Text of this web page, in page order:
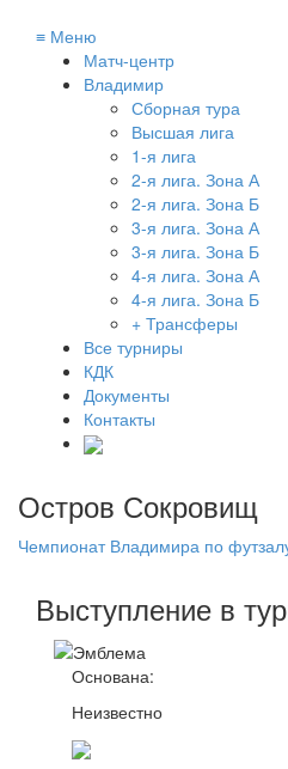
≡ Меню
Матч-центр
Владимир
Сборная тура
Высшая лига
1-я лига
2-я лига. Зона А
2-я лига. Зона Б
3-я лига. Зона А
3-я лига. Зона Б
4-я лига. Зона А
4-я лига. Зона Б
+ Трансферы
Все турниры
КДК
Документы
Контакты
Остров Сокровищ
Чемпионат Владимира по
Выступление в
Основана:
Неизвестно